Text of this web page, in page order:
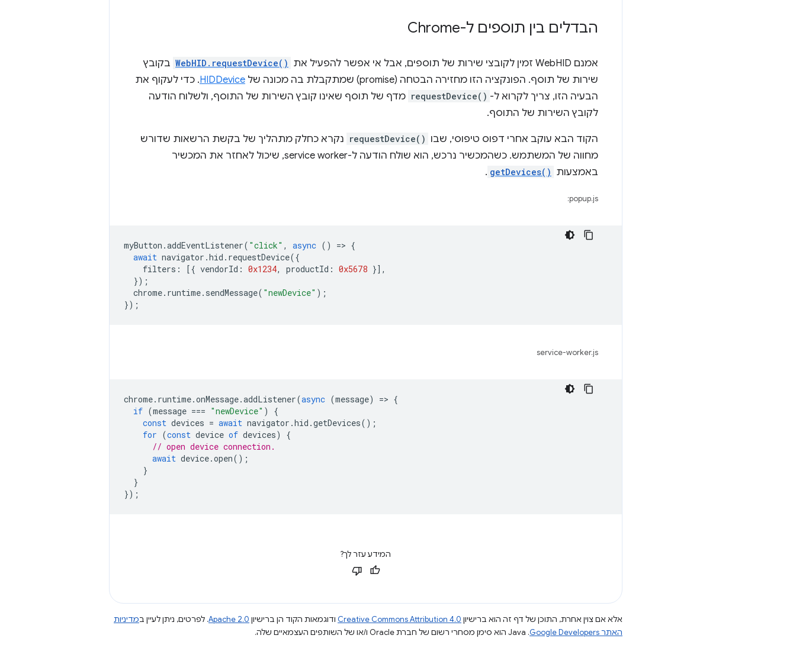
הבדלים בין תוספים ל-Chrome
אמנם WebHID זמין לקובצי שירות של תוספים, אבל אי אפשר להפעיל את WebHID.requestDevice() בקובץ
שירות של תוסף. הפונקציה הזו מחזירה הבטחה (promise) שמתקבלת בה מכונה של
HIDDevice. כדי לעקוף את
הבעיה הזו, צריך לקרוא ל- requestDevice() מדף של תוסף שאינו קובץ השירות של התוסף, ולשלוח הודעה
לקובץ השירות של התוסף.
הקוד הבא עוקב אחרי דפוס טיפוסי, שבו requestDevice() נקרא כחלק מתהליך של בקשת הרשאות שדורש
מחווה של המשתמש. כשהמכשיר נרכש, הוא שולח הודעה ל-service worker, שיכול לאחזר את המכשיר
באמצעות getDevices()
.
popup.js:
myButton .addEventListener( "click" , async () => {
await navigator .hid . requestDevice({
filters : [{ vendorId : 0x1234, productId : 0x5678 }],
});
chrome. runtime. sendMessage( "newDevice" );
});
service-worker.js
chrome. runtime.onMessage.addListener(async (message) => {
if (message === "newDevice" )
{
const devices = await navigator .hid .getDevices();
for (const device of devices)
{
// open device connection.
await device.open();
}
}
});
המידע עזר לך?
אלא אם צוין אחרת, התוכן של דף זה הוא ברישיון Creative Commons Attribution 4.0 ודוגמאות הקוד הן ברישיון Apache 2.0. לפרטים, ניתן לעיין במדיניות
האתר Google Developers‏
.‏ Java הוא סימן מסחרי רשום של חברת Oracle ו/או של השותפים העצמאיים שלה.